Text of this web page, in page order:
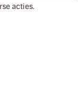
acties.